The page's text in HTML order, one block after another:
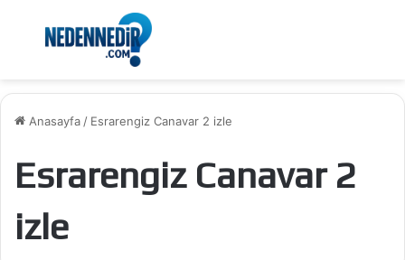
Menü
Anasayfa / Esrarengiz Canavar 2 izle
Esrarengiz Canavar 2
izle